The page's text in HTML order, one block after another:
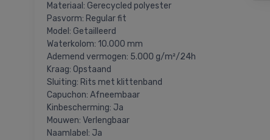
Materiaal: Gerecycled polyester
Pasvorm: Regular fit
Model: Getailleerd
Waterkolom: 10.000 mm
Ademend vermogen: 5.000 g/m²/24h
Kraag: Opstaand
Sluiting: Rits met klittenband
Capuchon: Afneembaar
Kinbescherming: Ja
Mouwen: Verlengbaar
Naamlabel: Ja